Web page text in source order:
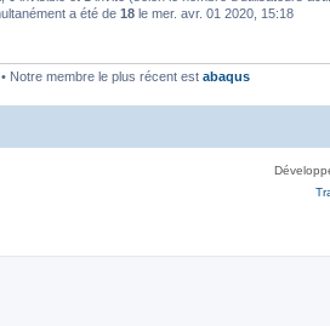
a été de 18 le mer. avr. 01 2020, 15:18
Notre membre le plus récent est abaqus